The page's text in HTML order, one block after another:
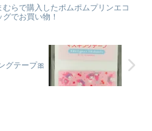
むらで購入したポムポムプリンエコ
グでお買い物！
グテープ🎀